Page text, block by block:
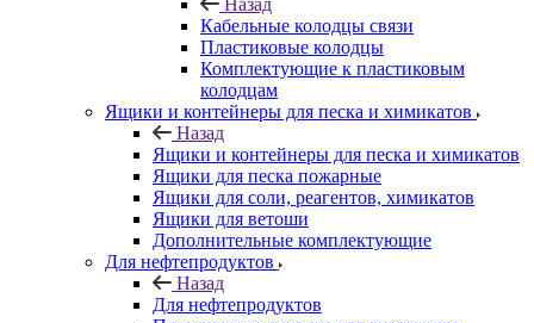
Назад
Кабельные колодцы связи
Пластиковые колодцы
Комплектующие к пластиковым
колодцам
Ящики и контейнеры для песка и химикатов
Назад
Ящики и контейнеры для песка и химикатов
Ящики для песка пожарные
Ящики для соли, реагентов, химикатов
Ящики для ветоши
Дополнительные комплектующие
Для нефтепродуктов
Назад
Для нефтепродуктов